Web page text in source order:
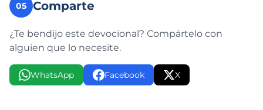
05 Comparte
¿Te bendijo este devocional? Compártelo con
alguien que lo necesite.
WhatsApp Facebook X